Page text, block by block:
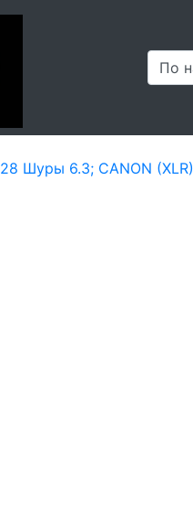
28 Шyры 6.3; САNON (XLR)